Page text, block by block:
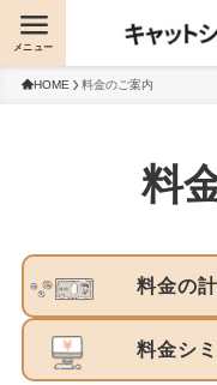
メニュー
HOME 料金のご案内
料
料金の
料金シ